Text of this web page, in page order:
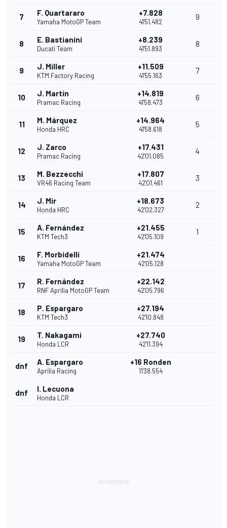
7 F. Quartararo
Yamaha MotoGP Team
+7.828
41'51.482
9
8 E. Bastianini
Ducati Team
+8.239
41'51.893
8
9 J. Miller
KTM Factory Racing
+11.509
41'55.163
7
10 J. Martín
Pramac Racing
+14.819
41'58.473
6
11 M. Márquez
Honda HRC
+14.964
41'58.618
5
12 J. Zarco
Pramac Racing
+17.431
42'01.085
4
13 M. Bezzecchi
VR46 Racing Team
+17.807
42'01.461
3
14 J. Mir
Honda HRC
+18.673
42'02.327
2
15 A. Fernández
KTM Tech3
+21.455
42'05.109
1
16 F. Morbidelli
Yamaha MotoGP Team
+21.474
42'05.128
17 R. Fernández
RNF Aprilia MotoGP Team
+22.142
42'05.796
18 P. Espargaro
KTM Tech3
+27.194
42'10.848
19 T. Nakagami
Honda LCR
+27.740
42'11.394
dnf A. Espargaro
Aprilia Racing
+16 Ronden
11'38.554
dnf I. Lecuona
Honda LCR